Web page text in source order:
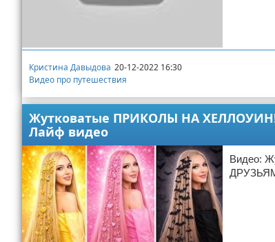
Кристина Давыдова 20-12-2022 16:30
Видео про путешествия
Жутковатые ПРИКОЛЫ НА
Лайф видео
Видео: